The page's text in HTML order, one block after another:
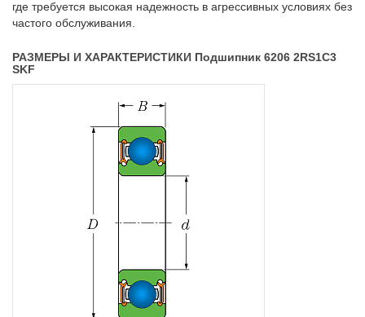
где требуется высокая надежность в агрессивных условиях без
частого обслуживания.
РАЗМЕРЫ И ХАРАКТЕРИСТИКИ Подшипник 6206 2RS1C3
SKF